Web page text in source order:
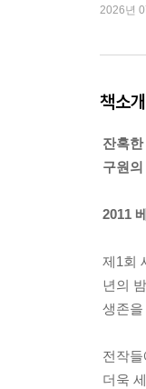
2026년
책소개
잔혹
구원
2011
제1회
년의
생존
전작
더욱